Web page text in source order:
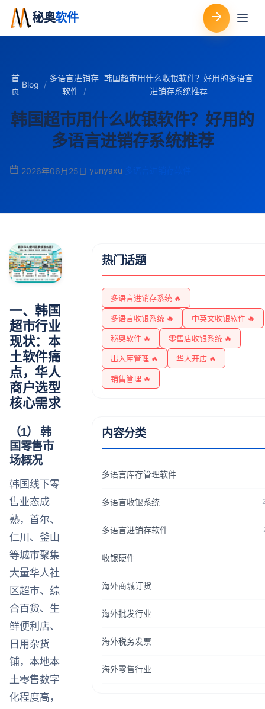
秘奥软件
首
页
Blog
多语言进销存
软件
韩国超市用什么收银软件？好用的多语言
进销存系统推荐
韩国超市用什么收银软件？好用的
多语言进销存系统推荐
2026年06月25日 yunyaxu
一、韩国
超市行业
现状：本
土软件痛
点，华人
商户选型
核心需求
（1） 韩
国零售市
场概况
韩国线下零
售业态成
熟，首尔、
仁川、釜山
等城市聚集
大量华人社
区超市、综
合百货、生
鲜便利店、
日用杂货
铺，本地本
土零售数字
化程度高，
热门话题
多语言进销存系统 🔥
多语言收银系统 🔥 中英文收银软件 🔥
秘奥软件 🔥 零售店收银系统 🔥
出入库管理 🔥 华人开店 🔥
销售管理 🔥
内容分类
多语言库存管理软件
多语言收银系统
多语言进销存软件
收银硬件
海外商城订货
海外批发行业
海外税务发票
海外零售行业